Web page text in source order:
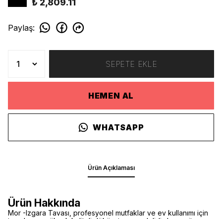
₺ 2,809.11
Paylaş:
SEPETE EKLE
HEMEN AL
WHATSAPP
Ürün Açıklaması
Ürün Hakkında
Mor -Izgara Tavası, profesyonel mutfaklar ve ev kullanımı için